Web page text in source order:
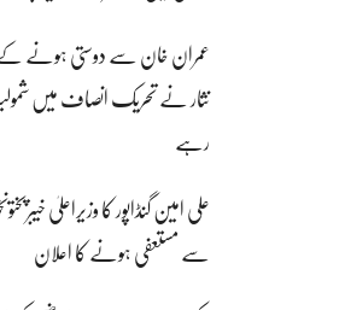
عمران خان سے دوستی ہونے کے
نثار نے تحریک انصاف میں
رہے
علی امین گنڈاپور کا وزیراعلیٰ
سے مستعفی ہونے کا اعلان